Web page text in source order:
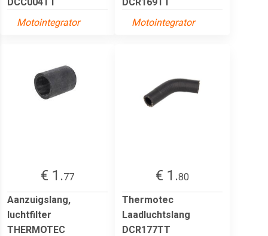
Motointegrator
Motointegrator
€ 1.77
Aanzuigslang,
luchtfilter
THERMOTEC
€ 1.80
Thermotec
Laadluchtslang
DCR177TT